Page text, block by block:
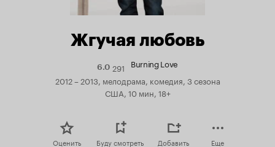
Жгучая любовь
6.0Рейтинг
291 Burning Love
2012 – 2013, мелодрама, комедия, 3 сезона
США, 10 мин, 18+
Оценить Буду смотреть Добавить Еще